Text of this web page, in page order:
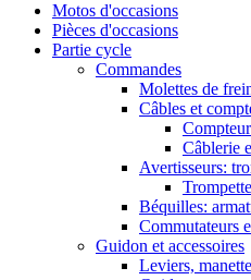
Motos d'occasions
Pièces d'occasions
Partie cycle
Commandes
Molettes de
Câbles et
Câblerie
Avertisseurs:
Béquilles:
Commutateurs
Guidon et accessoires
Leviers,